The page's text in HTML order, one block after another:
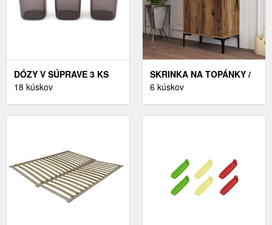
DÓZY V SÚPRAVE 3 KS
NA POTRAVINY – HERMIA
18 kúskov
SKRINKA NA TOPÁNKY /
BOTNÍK PRAG - WALNUT
6 kúskov